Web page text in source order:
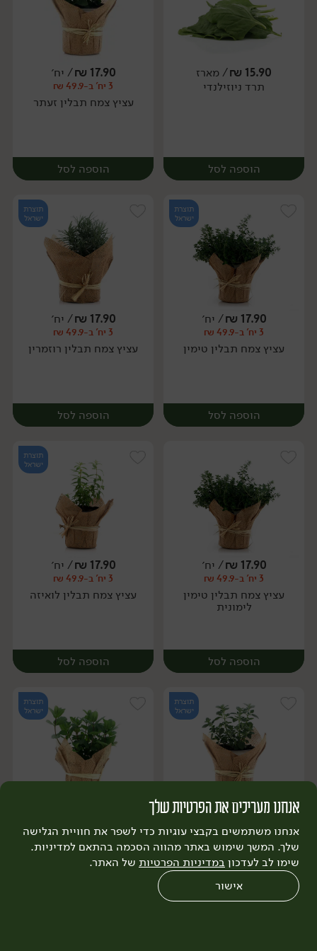
מארז יח׳
15.90
₪/ מארז
תרד ניוזילנדי
הוספה לסל
מארז
17.90
₪/ יח׳
3 יח' ב-49.9 ₪
עציץ צמח תבלין זעתר
הוספה לסל
יח׳
תוצרת
ישראל
17.90
₪/ יח׳
3 יח' ב-49.9 ₪
עציץ צמח תבלין טימין
הוספה לסל
יח׳
תוצרת
ישראל
17.90
₪/ יח׳
3 יח' ב-49.9 ₪
עציץ צמח תבלין רוזמרין
הוספה לסל
יח׳
17.90
₪/ יח׳
3 יח' ב-49.9 ₪
עציץ צמח תבלין טימין
לימונית
הוספה לסל
יח׳
תוצרת
ישראל
17.90
₪/ יח׳
3 יח' ב-49.9 ₪
עציץ צמח תבלין לואיזה
הוספה לסל
יח׳
תוצרת
ישראל
17.90
₪/ יח׳
עציץ צמח תבלין אורגנו
תוצרת
ישראל
עציץ צמח תבלין נענע
אנחנו מעריכים את הפרטיות שלך
אנחנו משתמשים בקבצי עוגיות כדי לשפר את חוויית הגלישה
שלך. המשך שימוש באתר מהווה הסכמה בהתאם למדיניות.
שימו לב לעדכון במדיניות הפרטיות של האתר.
אישור